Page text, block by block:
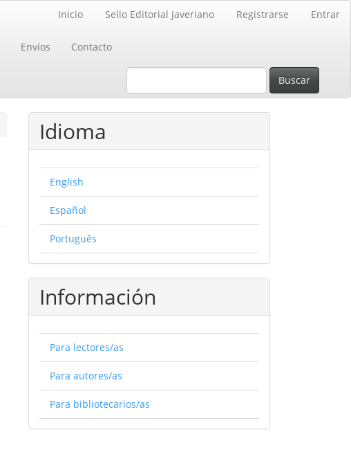
Inicio Sello Editorial Javeriano Registrarse Entrar
Envíos Contacto
Buscar
Idioma
English
Español
Português
Información
Para lectores/as
Para autores/as
Para bibliotecarios/as